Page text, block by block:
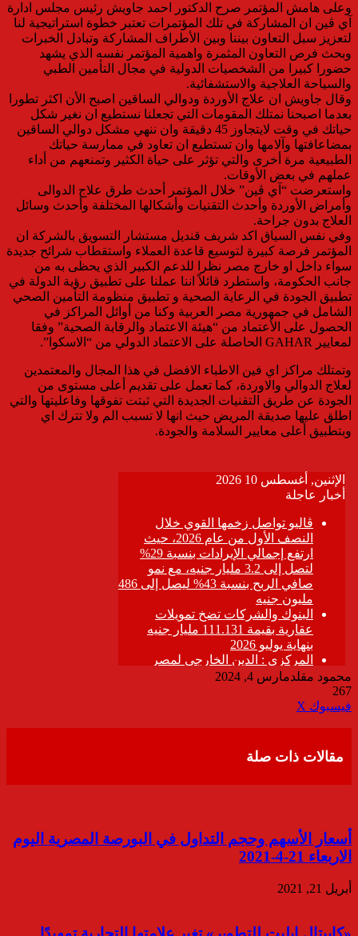
وعلى هامش المؤتمر صرح الدكتور احمد جاويش رئيس مجلس ادارة
آي ڤين ان المشاركة في تلك المؤتمرات تعتبر خطوة استراتيجية لنا
لتعزيز سبل التعاون بيننا وبين الأطراف المشاركة وتبادل الخبرات
وبحث فرص التعاون المثمرة واهمية المؤتمر نفسه الذي يشهد
حضورا كبيرا من الشخصيات الدولية في مجال التأمين الطبي
والسياحة العلاجية والاستشفائية.
وقال جاويش ان علاج الأوردة ودوالي الساقين اصبح الأن اكثر تطورا
بعدما اصبحنا نمتلك المقومات التي تجعلنا نستطيع ان نغير شكل
حياتك في وقت لايتجاوز 45 دقيقة وان ننهي مشكل دوالي الساقين
بمضاعافتها وآلامها وان تستطيع ان تعاود في ممارسة حياتك
الطبيعية مرة أخرى والتي تؤثر على حياة الكثير وتمنعهم من أداء
عملهم في بعض الأوقات.
واستعرضت “آي ڤين” خلال المؤتمر أحدث طرق علاج الدوالى
وأمراض الأوردة وأحدث التقنيات وأشكالها المختلفة وأحدث وسائل
العلاج بدون جراحة.
وفي نفس السياق اكد شريف قنديل مستشار التسويق بالشركة ان
المؤتمر فرصة كبيرة لتوسيع قاعدة العملاء واستقطاب شرائح جديدة
سواء داخل او خارج مصر نظرا للدعم الكبير الذي يحظى به من
جانب الحكومة، واستطرد قائلاً اننا عملنا على تطبيق رؤية الدولة في
تطبيق الجودة في الرعاية الصحية و تطبيق منظومة التأمين الصحي
الشامل في جمهورية مصر العربية وكنا من أوائل المراكز في
الحصول على الأعتماد من “هيئة الاعتماد والرقابة الصحية” وفقا
لمعايير GAHAR الحاصلة على الاعتماد الدولي من “الاسكوا”.
وتمتلك مراكز اي فين الاطباء الافضل في هذا المجال والمعتمدين
لعلاج الدوالي والاوردة، كما تعمل على تقديم أعلى مستوى من
الجودة عن طريق التقنيات الجديدة التي ثبتت تفوقها وفاعليتها والتي
اطلق عليها صديقة المريض حيث انها لا تسبب الم ولا تترك اي
وبتطبيق أعلى معايير السلامة والجودة.
محمود مقلدمارس 4, 2024
267
فيسبوك ‫X
مقالات ذات صلة
أسعار الأسهم وحجم التداول في البورصة المصرية اليوم
الاربعاء 21-4-2021
أبريل 21, 2021